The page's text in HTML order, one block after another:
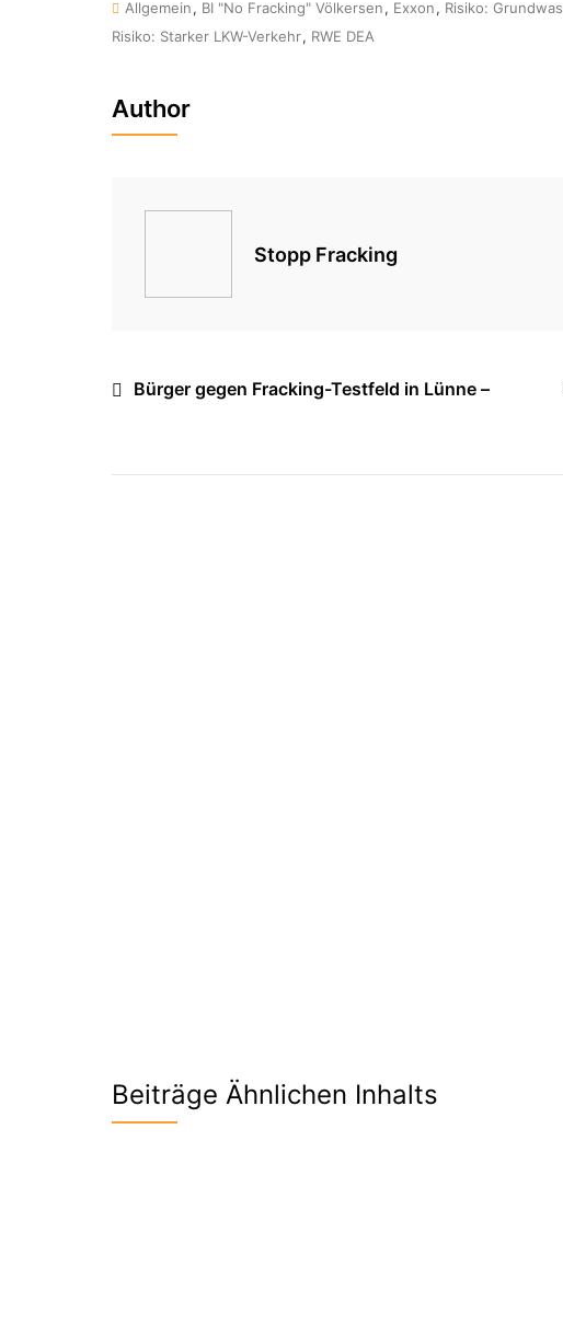
Allgemein, BI "No Fracking" Völkersen, Exxon, Risiko:
Risiko: Starker LKW-Verkehr, RWE DEA
Author
Stopp Fracking
Beitragsnavigation
Bürger gegen Fracking-Testfeld in Lünne –
Beiträge Ähnlichen Inhalts